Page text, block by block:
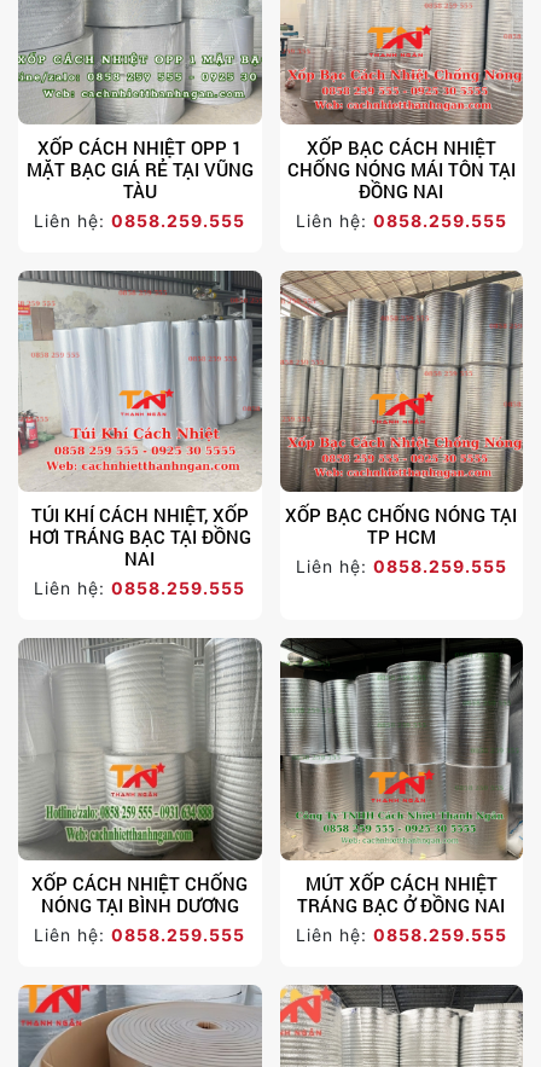
XỐP CÁCH NHIỆT OPP 1
MẶT BẠC GIÁ RẺ TẠI VŨNG
TÀU
Liên hệ:0858.259.555
XỐP BẠC CÁCH NHIỆT
CHỐNG NÓNG MÁI TÔN TẠI
ĐỒNG NAI
Liên hệ: 0858.259.555
TÚI KHÍ CÁCH NHIỆT, XỐP
HƠI TRÁNG BẠC TẠI ĐỒNG
NAI
Liên hệ:0858.259.555
XỐP BẠC CHỐNG NÓNG TẠI
TP HCM
Liên hệ: 0858.259.555
XỐP CÁCH NHIỆT CHỐNG
NÓNG TẠI BÌNH DƯƠNG
Liên hệ:0858.259.555
MÚT XỐP CÁCH NHIỆT
TRÁNG BẠC Ở ĐỒNG NAI
Liên hệ: 0858.259.555